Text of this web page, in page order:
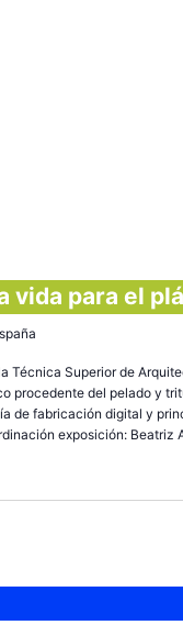
vida para el
Técnica Superior de
procedente del pelado y
de fabricación digital y
exposición: Beatriz